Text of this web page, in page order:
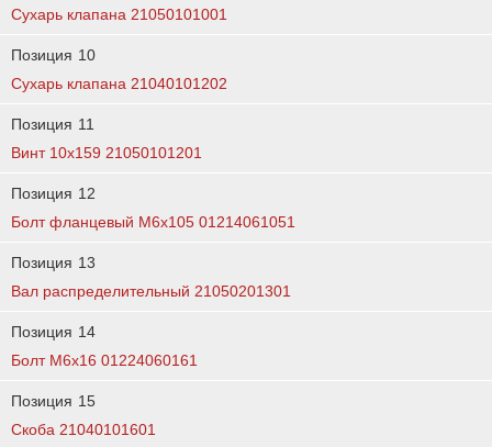
Сухарь клапана 21050101001
Позиция 10
Сухарь клапана 21040101202
Позиция 11
Винт 10х159 21050101201
Позиция 12
Болт фланцевый М6х105 01214061051
Позиция 13
Вал распределительный 21050201301
Позиция 14
Болт М6х16 01224060161
Позиция 15
Скоба 21040101601